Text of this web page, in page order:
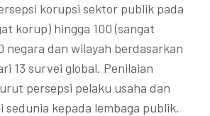
korupsi sektor publik pada
korup) hingga 100 (sangat
negara dan wilayah berdasarkan
13 survei global. Penilaian
persepsi pelaku usaha dan
sedunia kepada lembaga publik.